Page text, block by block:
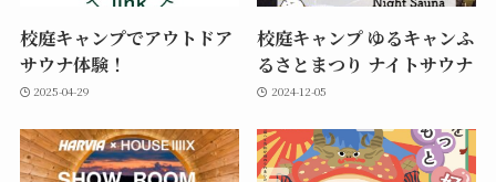
校庭キャンプでアウトドア
サウナ体験！
2025-04-29
校庭キャンプ ゆるキャンふ
るさとまつり ナイトサウナ
2024-12-05